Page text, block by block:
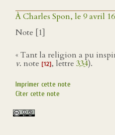
À Charles Spon, le 9 avril
Note [1]
« Tant la religion a pu
v. note [12], lettre 334).
Imprimer cette note
Citer cette note